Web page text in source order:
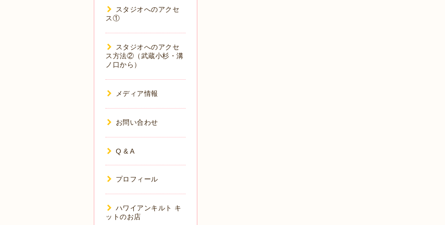
スタジオへのアクセ
ス①
スタジオへのアクセ
ス方法②（武蔵小杉・溝
ノ口から）
メディア情報
お問い合わせ
Q & A
プロフィール
ハワイアンキルト キ
ットのお店